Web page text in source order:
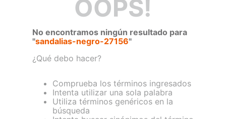
OOPS!
No encontramos ningún resultado para
"sandalias-negro-27156"
¿Qué debo hacer?
Comprueba los términos ingresados
Intenta utilizar una sola palabra
Utiliza términos genéricos en la
búsqueda